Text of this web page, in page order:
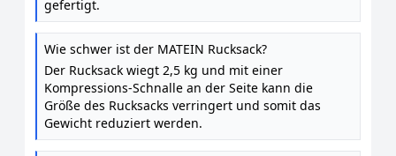
gefertigt.
Wie schwer ist der MATEIN Rucksack?
Der Rucksack wiegt 2,5 kg und mit einer
Kompressions-Schnalle an der Seite kann die
Größe des Rucksacks verringert und somit das
Gewicht reduziert werden.